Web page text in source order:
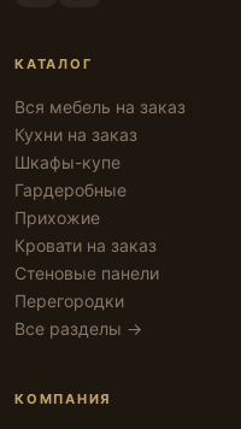
КАТАЛОГ
Вся мебель на заказ
Кухни на заказ
Шкафы-купе
Гардеробные
Прихожие
Кровати на заказ
Стеновые панели
Перегородки
Все разделы →
КОМПАНИЯ